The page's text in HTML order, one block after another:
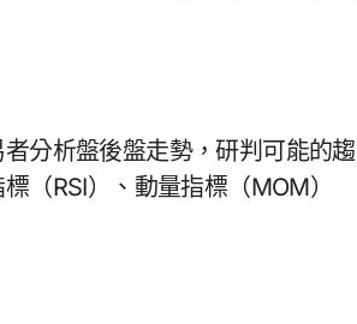
分析盤後盤走勢，研判可能的趨
（RSI）、動量指標（MOM）